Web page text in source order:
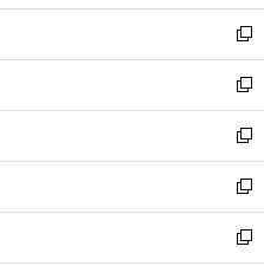
ウ
ィ
ン
ド
ウ
で
開
く
し
い
ウ
ィ
ン
ド
ウ
で
開
く
新
し
い
ウ
ィ
ン
ド
ウ
で
新
し
い
ウ
ィ
ン
ド
新
し
い
ウ
ィ
新
し
い
新